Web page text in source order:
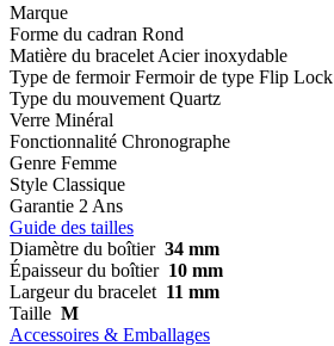
Marque
Forme du cadran Rond
Matière du bracelet Acier inoxydable
Type de fermoir Fermoir de type Flip Lock
Type du mouvement Quartz
Verre Minéral
Fonctionnalité Chronographe
Genre Femme
Style Classique
Garantie 2 Ans
Guide des tailles
Diamètre du boîtier 34 mm
Épaisseur du boîtier 10 mm
Largeur du bracelet 11 mm
Taille M
Accessoires & Emballages